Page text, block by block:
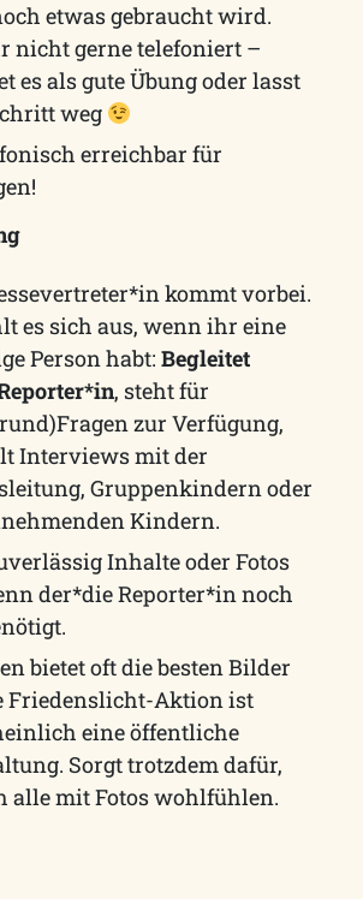
etwas gebraucht wird.
nicht gerne telefoniert –
es als gute Übung oder lasst
weg
erreichbar für
kommt vorbei.
es sich aus, wenn ihr eine
Person habt: Begleitet
, steht für
zur Verfügung,
Interviews mit der
Gruppenkindern oder
Kindern.
Inhalte oder Fotos
der*die Reporter*in noch
bietet oft die besten Bilder
Friedenslicht-Aktion ist
eine öffentliche
Sorgt trotzdem dafür,
alle mit Fotos wohlfühlen.